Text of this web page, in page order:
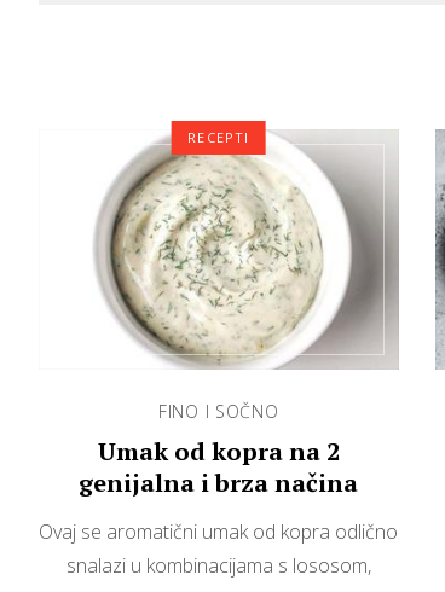
FINO I SOČNO
Umak od kopra na 2
genijalna i brza načina
Ovaj se aromatični umak od kopra odlično
snalazi u kombinacijama s lososom,
RECEPTI